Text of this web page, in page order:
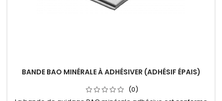
BANDE BAO MINÉRALE À ADHÉSIVER (ADHÉSIF ÉPAIS)
(0)